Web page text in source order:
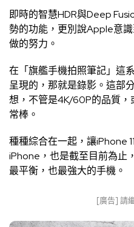
即時的智慧HDR與Deep
勢的功能，更別說Apple意
做的努力。
在「旗艦手機拍照筆記」這
呈現的，那就是錄影。這部
想，不管是4K/60P的品質
常棒。
種種綜合在一起，讓iPhone
iPhone，也是截至目前為止
最平衡，也最強大的手機。
[廣告] 請